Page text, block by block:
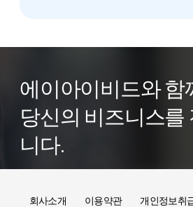
에이아이비드와 함
당신의 비즈니스를
니다.
회사소개 이용약관 개인정보취